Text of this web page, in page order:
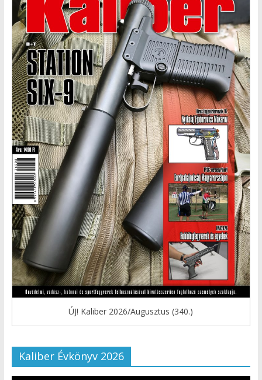
ÚJ! Kaliber 2026/Augusztus (340.)
Kaliber Évkönyv 2026